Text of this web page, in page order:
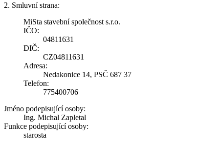
2. Smluvní strana:
MiSta stavební společnost s.r.o.
IČO:
04811631
DIČ:
CZ04811631
Adresa:
Nedakonice 14, PSČ 687 37
Telefon:
775400706
Jméno podepisující osoby:
Ing. Michal Zapletal
Funkce podepisující osoby:
starosta